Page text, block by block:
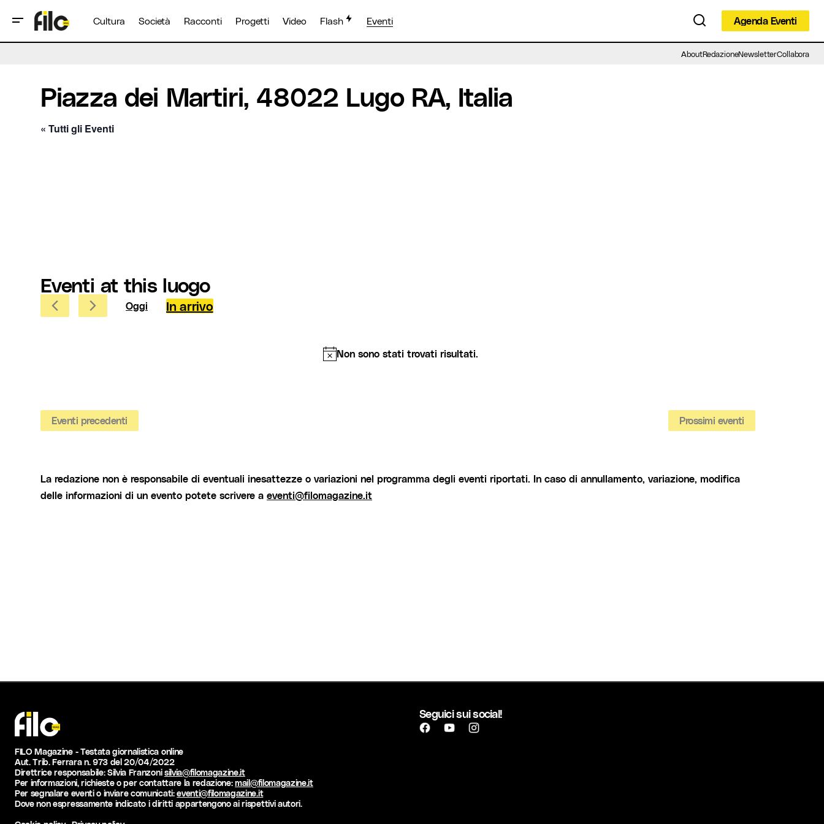
Cultura Società Racconti Progetti Video Flash Eventi
Agenda Eventi
Agenda Eventi
AboutRedazioneNewsletterCollabora
Piazza dei Martiri, 48022 Lugo RA, Italia
« Tutti gli Eventi
Eventi at this luogo
Notice
Non sono stati trovati risultati.
Oggi In arrivo
Eventi precedenti Prossimi eventi
La redazione non è responsabile di eventuali inesattezze o variazioni nel programma degli eventi riportati. In caso di annullamento, variazione, modifica
delle informazioni di un evento potete scrivere a eventi@filomagazine.it
FILO Magazine - Testata giornalistica online
Aut. Trib. Ferrara n. 973 del 20/04/2022
Direttrice responsabile: Silvia Franzonisilvia@filomagazine.it
Per informazioni, richieste o per contattare la redazione:mail@filomagazine.it
Per segnalare eventi o inviare comunicati:eventi@filomagazine.it
Dove non espressamente indicato i diritti appartengono ai rispettivi autori.
Seguici sui social!